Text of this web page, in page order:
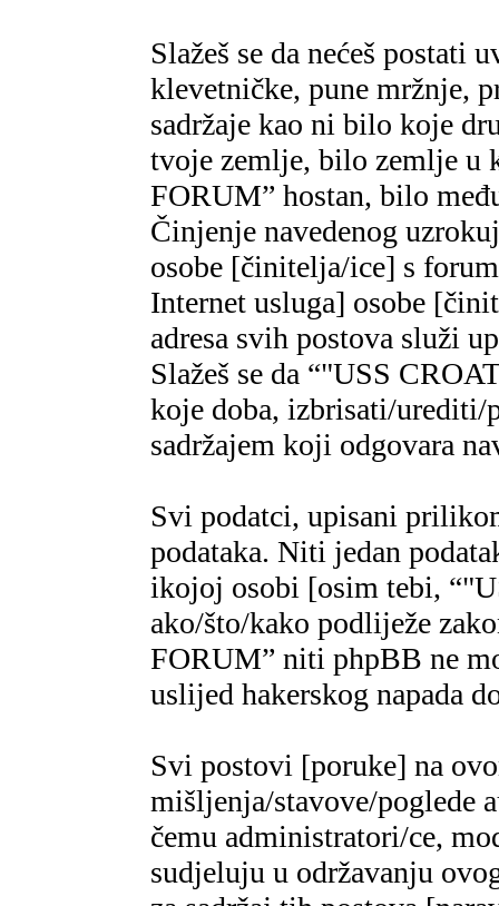
Slažeš se da nećeš postati
klevetničke, pune mržnje,
sadržaje kao ni bilo koje
tvoje zemlje, bilo zemlje
FORUM” hostan, bilo
Činjenje navedenog
osobe [činitelja/ice] s
Internet usluga] osobe
adresa svih postova služi
Slažeš se da “"USS
koje doba, izbrisati/urediti/
sadržajem koji odgovara
Svi podatci, upisani
podataka. Niti jedan
ikojoj osobi [osim tebi,
ako/što/kako podliježe
FORUM” niti phpBB ne
uslijed hakerskog napada
Svi postovi [poruke] na
mišljenja/stavove/poglede
čemu administratori/ce,
sudjeluju u održavanju